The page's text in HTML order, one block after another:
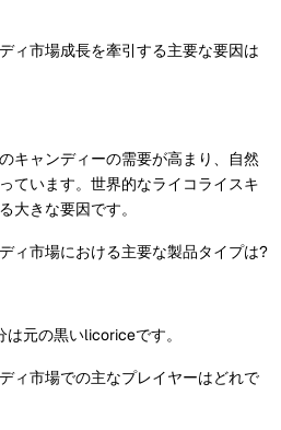
ィ市場成長を牽引する主要な要因は
キャンディーの需要が高まり、自然
ています。世界的なライコライスキ
大きな要因です。
ィ市場における主要な製品タイプは?
元の黒いlicoriceです。
ィ市場での主なプレイヤーはどれで